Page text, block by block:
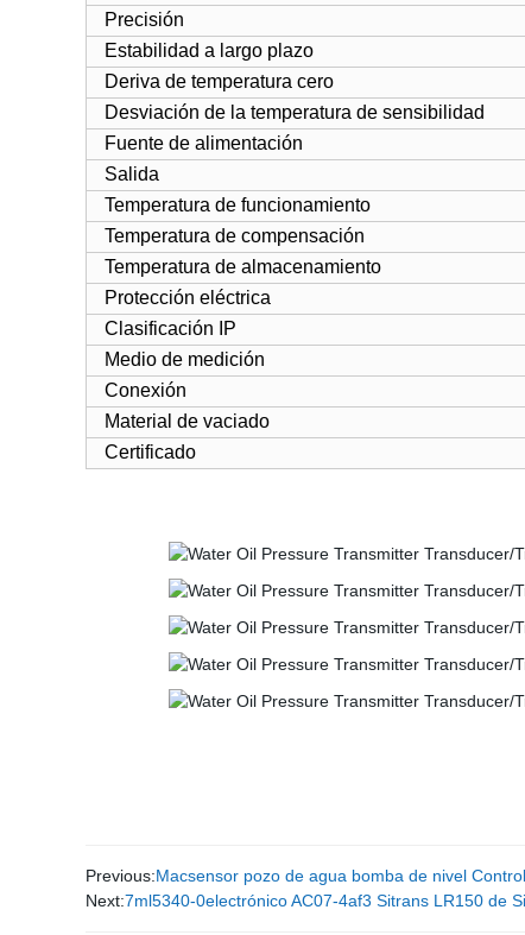
Precisión
Estabilidad a largo plazo
Deriva de temperatura cero
Desviación de la temperatura de sensibilidad
Fuente de alimentación
Salida
Temperatura de funcionamiento
Temperatura de compensación
Temperatura de almacenamiento
Protección eléctrica
Clasificación IP
Medio de medición
Conexión
Material de vaciado
Certificado
Previous:Macsensor pozo de agua bomba de nivel
Next:7ml5340-0electrónico AC07-4af3 Sitrans LR150 de